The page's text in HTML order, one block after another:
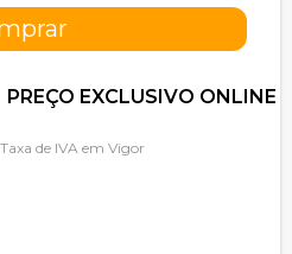
PREÇO EXCLUSIVO ONLINE
de IVA em Vigor